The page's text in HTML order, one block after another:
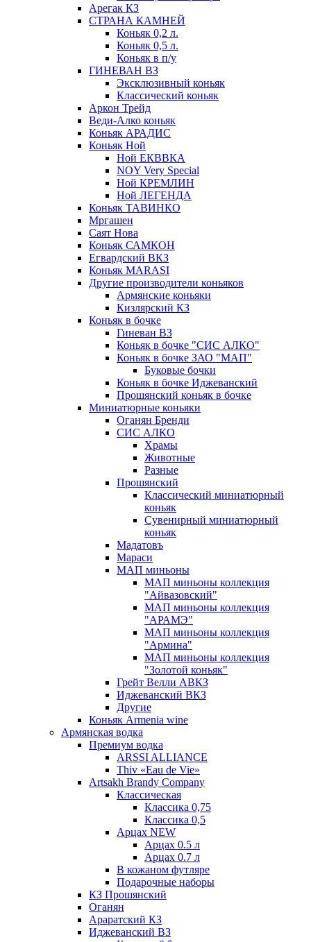
Арегак КЗ
СТРАНА КАМНЕЙ
Коньяк 0,2 л.
Коньяк 0,5 л.
Коньяк в п/у
ГИНЕВАН ВЗ
Эксклюзивный коньяк
Классический коньяк
Аркон Трейд
Веди-Алко коньяк
Коньяк АРАДИС
Коньяк Ной
Ной ЕКВВКА
NOY Very Special
Ной КРЕМЛИН
Ной ЛЕГЕНДА
Коньяк ТАВИНКО
Мргашен
Саят Нова
Коньяк САМКОН
Егвардский ВКЗ
Коньяк MARASI
Другие производители коньяков
Армянские коньяки
Кизлярский КЗ
Коньяк в бочке
Гиневан ВЗ
Коньяк в бочке "СИС АЛКО"
Коньяк в бочке ЗАО "МАП"
Буковые бочки
Коньяк в бочке Иджеванский
Прошянский коньяк в бочке
Миниатюрные коньяки
Оганян Бренди
СИС АЛКО
Храмы
Животные
Разные
Прошянский
Классический миниатюрный
коньяк
Сувенирный миниатюрный
коньяк
Мадатовъ
Мараси
МАП миньоны
МАП миньоны коллекция
"Айвазовский"
МАП миньоны коллекция
"АРАМЭ"
МАП миньоны коллекция
"Армина"
МАП миньоны коллекция
"Золотой коньяк"
Грейт Велли АВКЗ
Иджеванский ВКЗ
Другие
Коньяк Armenia wine
Армянская водка
Премиум водка
ARSSI ALLIANCE
Thiv «Eau de Vie»
Artsakh Brandy Company
Классическая
Классика 0,75
Классика 0,5
Арцах NEW
Арцах 0.5 л
Арцах 0.7 л
В кожаном футляре
Подарочные наборы
КЗ Прошянский
Оганян
Араратский КЗ
Иджеванский ВЗ